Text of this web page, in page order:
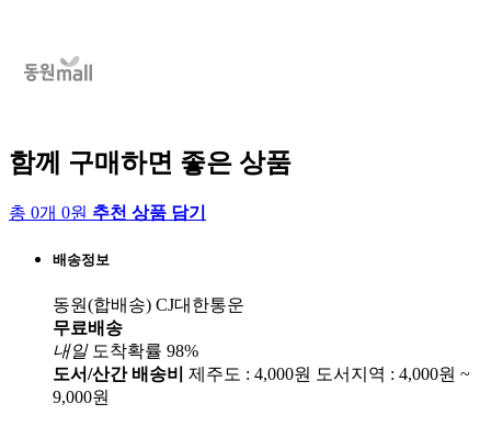
함께 구매하면 좋은 상품
총 0개 0원 추천 상품 담기
배송정보
동원(합배송) CJ대한통운
무료배송
내일도착확률 98%
도서/산간 배송비 제주도 : 4,000원 도서지역 : 4,000원 ~
9,000원